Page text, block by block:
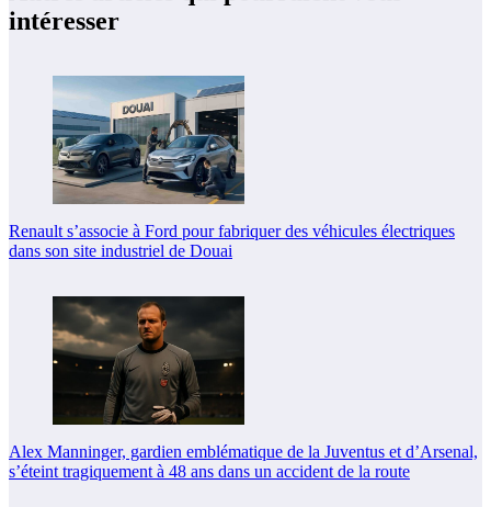
intéresser
Renault s’associe à Ford pour fabriquer des véhicules électriques
dans son site industriel de Douai
Alex Manninger, gardien emblématique de la Juventus et d’Arsenal,
s’éteint tragiquement à 48 ans dans un accident de la route